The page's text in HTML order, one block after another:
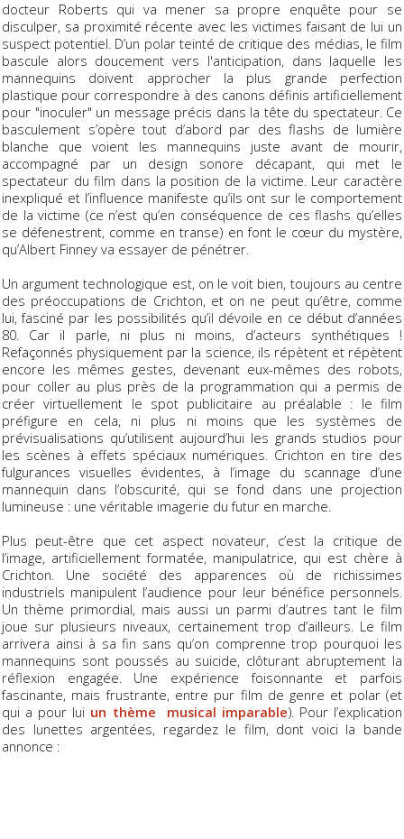
docteur Roberts qui va mener sa propre enquête pour se
disculper, sa proximité récente avec les victimes faisant de lui un
suspect potentiel. D’un polar teinté de critique des médias, le film
bascule alors doucement vers l'anticipation, dans laquelle les
mannequins doivent approcher la plus grande perfection
plastique pour correspondre à des canons définis artificiellement
pour "inoculer" un message précis dans la tête du spectateur. Ce
basculement s’opère tout d’abord par des flashs de lumière
blanche que voient les mannequins juste avant de mourir,
accompagné par un design sonore décapant, qui met le
spectateur du film dans la position de la victime. Leur caractère
inexpliqué et l’influence manifeste qu’ils ont sur le comportement
de la victime (ce n’est qu’en conséquence de ces flashs qu’elles
se défenestrent, comme en transe) en font le cœur du mystère,
qu’Albert Finney va essayer de pénétrer.
Un argument technologique est, on le voit bien, toujours au centre
des préoccupations de Crichton, et on ne peut qu’être, comme
lui, fasciné par les possibilités qu’il dévoile en ce début d’années
80. Car il parle, ni plus ni moins, d’acteurs synthétiques !
Refaçonnés physiquement par la science, ils répètent et répètent
encore les mêmes gestes, devenant eux-mêmes des robots,
pour coller au plus près de la programmation qui a permis de
créer virtuellement le spot publicitaire au préalable : le film
préfigure en cela, ni plus ni moins que les systèmes de
prévisualisations qu’utilisent aujourd’hui les grands studios pour
les scènes à effets spéciaux numériques. Crichton en tire des
fulgurances visuelles évidentes, à l’image du scannage d’une
mannequin dans l’obscurité, qui se fond dans une projection
lumineuse : une véritable imagerie du futur en marche.
Plus peut-être que cet aspect novateur, c’est la critique de
l’image, artificiellement formatée, manipulatrice, qui est chère à
Crichton. Une société des apparences où de richissimes
industriels manipulent l’audience pour leur bénéfice personnels.
Un thème primordial, mais aussi un parmi d’autres tant le film
joue sur plusieurs niveaux, certainement trop d’ailleurs. Le film
arrivera ainsi à sa fin sans qu’on comprenne trop pourquoi les
mannequins sont poussés au suicide, clôturant abruptement la
réflexion engagée. Une expérience foisonnante et parfois
fascinante, mais frustrante, entre pur film de genre et polar (et
qui a pour lui un thème musical imparable). Pour l’explication
des lunettes argentées, regardez le film, dont voici la bande
annonce :